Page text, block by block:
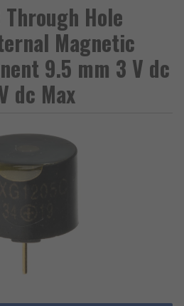
Through Hole
Magnetic
9.5 mm 3 V dc
dc Max